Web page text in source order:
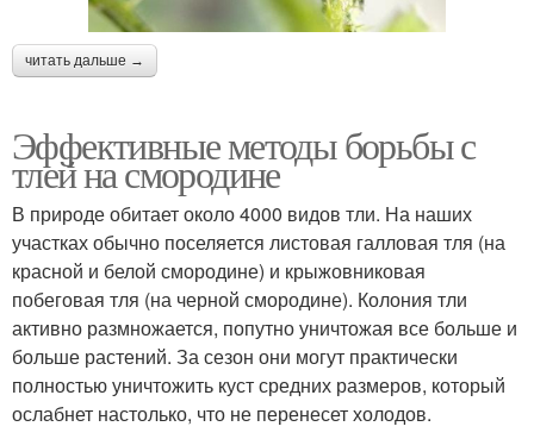
читать дальше →
Эффективные методы борьбы с
тлей на смородине
В природе обитает около 4000 видов тли. На наших
участках обычно поселяется листовая галловая тля (на
красной и белой смородине) и крыжовниковая
побеговая тля (на черной смородине). Колония тли
активно размножается, попутно уничтожая все больше и
больше растений. За сезон они могут практически
полностью уничтожить куст средних размеров, который
ослабнет настолько, что не перенесет холодов.